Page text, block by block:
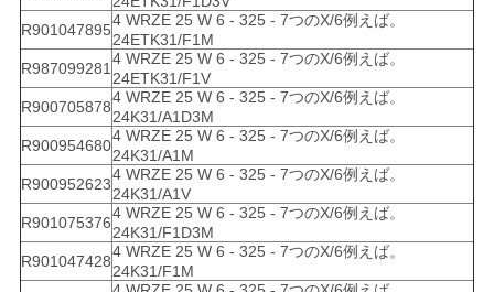
R901047895
4 WRZE 25 W 6 - 325 - 7つのX/6例えば。
24ETK31/F1M
R987099281
4 WRZE 25 W 6 - 325 - 7つのX/6例えば。
24ETK31/F1V
R900705878
4 WRZE 25 W 6 - 325 - 7つのX/6例えば。
24K31/A1D3M
R900954680
4 WRZE 25 W 6 - 325 - 7つのX/6例えば。
24K31/A1M
R900952623
4 WRZE 25 W 6 - 325 - 7つのX/6例えば。
24K31/A1V
R901075376
4 WRZE 25 W 6 - 325 - 7つのX/6例えば。
24K31/F1D3M
R901047428
4 WRZE 25 W 6 - 325 - 7つのX/6例えば。
24K31/F1M